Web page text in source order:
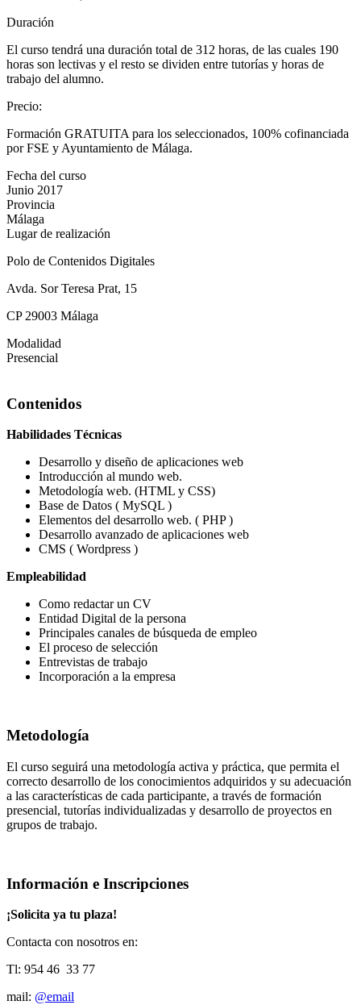
Duración
El curso tendrá una duración total de 312 horas, de las cuales 190
horas son lectivas y el resto se dividen entre tutorías y horas de
trabajo del alumno.
Precio:
Formación GRATUITA para los seleccionados, 100% cofinanciada
por FSE y Ayuntamiento de Málaga.
Fecha del curso
Junio 2017
Provincia
Málaga
Lugar de realización
Polo de Contenidos Digitales
Avda. Sor Teresa Prat, 15
CP 29003 Málaga
Modalidad
Presencial
Contenidos
Habilidades Técnicas
Desarrollo y diseño de aplicaciones web
Introducción al mundo web.
Metodología web. (HTML y CSS)
Base de Datos ( MySQL )
Elementos del desarrollo web. ( PHP )
Desarrollo avanzado de aplicaciones web
CMS ( Wordpress )
Empleabilidad
Como redactar un CV
Entidad Digital de la persona
Principales canales de búsqueda de empleo
El proceso de selección
Entrevistas de trabajo
Incorporación a la empresa
Metodología
El curso seguirá una metodología activa y práctica, que permita el
correcto desarrollo de los conocimientos adquiridos y su adecuación
a las características de cada participante, a través de formación
presencial, tutorías individualizadas y desarrollo de proyectos en
grupos de trabajo.
Información e Inscripciones
¡Solicita ya tu plaza!
Contacta con nosotros en:
Tl: 954 46 33 77
mail: @email